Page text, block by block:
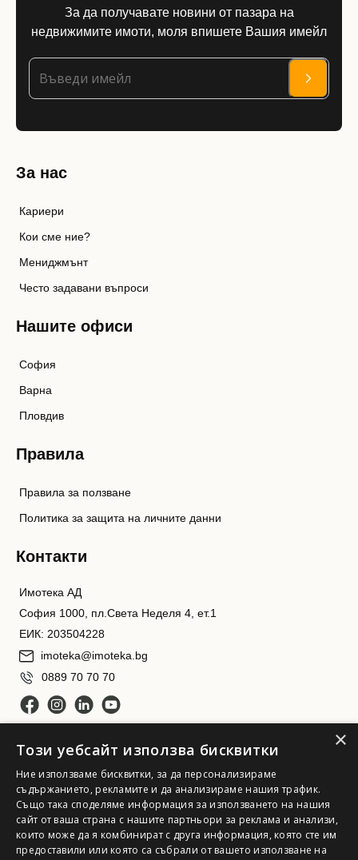
За да получавате новини от пазара на
недвижимите имоти, моля впишете Вашия имейл
За нас
Кариери
Кои сме ние?
Мениджмънт
Често задавани въпроси
Нашите офиси
София
Варна
Пловдив
Правила
Правила за ползване
Политика за защита на личните данни
Контакти
Имотека АД
София 1000, пл.Света Неделя 4, ет.1
ЕИК: 203504228
imoteka@imoteka.bg
0889 70 70 70
Имотека АД. Всички права запазени
×
Този уебсайт използва бисквитки
Ние използваме бисквитки, за да персонализираме
съдържанието, рекламите и да анализираме нашия трафик.
Също така споделяме информация за използването на нашия
сайт от ваша страна с нашите партньори за реклама и анализи,
които може да я комбинират с друга информация, която сте им
предоставили или която са събрали от вашето използване на